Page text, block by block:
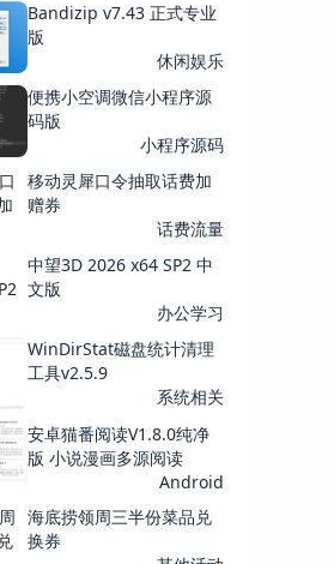
Bandizip v7.43 正式专业
版
休闲娱乐
便携小空调微信小程序源
码版
小程序源码
移动灵犀口令抽取话费加
赠券
话费流量
中望3D 2026 x64 SP2 中
文版
办公学习
WinDirStat磁盘统计清理
工具v2.5.9
系统相关
安卓猫番阅读V1.8.0纯净
版 小说漫画多源阅读
Android
海底捞领周三半份菜品兑
换券